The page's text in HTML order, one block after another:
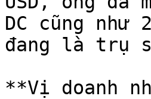
DC cũng
đang là trụ
**Vị doanh